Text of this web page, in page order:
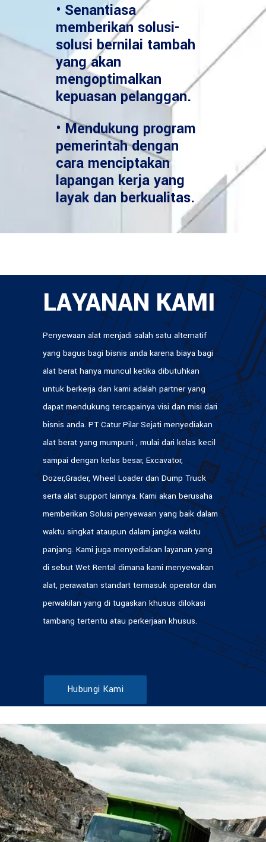
• Senantiasa
memberikan solusi-
solusi bernilai tambah
yang akan
mengoptimalkan
kepuasan pelanggan.
• Mendukung program
pemerintah dengan
cara menciptakan
lapangan kerja yang
layak dan berkualitas.
LAYANAN KAMI
Penyewaan alat menjadi salah satu alternatif
yang bagus bagi bisnis anda karena biaya bagi
alat berat hanya muncul ketika dibutuhkan
untuk berkerja dan kami adalah partner yang
dapat mendukung tercapainya visi dan misi dari
bisnis anda. PT Catur Pilar Sejati menyediakan
alat berat yang mumpuni , mulai dari kelas kecil
sampai dengan kelas besar, Excavator,
Dozer,Grader, Wheel Loader dan Dump Truck
serta alat support lainnya. Kami akan berusaha
memberikan Solusi penyewaan yang baik dalam
waktu singkat ataupun dalam jangka waktu
panjang. Kami juga menyediakan layanan yang
di sebut Wet Rental dimana kami menyewakan
alat, perawatan standart termasuk operator dan
perwakilan yang di tugaskan khusus dilokasi
tambang tertentu atau perkerjaan khusus.
Hubungi Kami
DUMP TRUCK TOOLS